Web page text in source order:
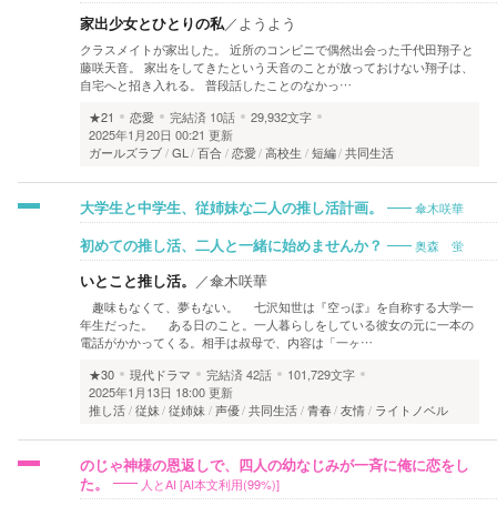
家出少女とひとりの私／ようよう
クラスメイトが家出した。 近所のコンビニで偶然出会った千代田翔子と
藤咲天音。 家出をしてきたという天音のことが放っておけない翔子は、
自宅へと招き入れる。 普段話したことのなかっ…
★21
恋愛 完結済 10話
29,932文字
2025年1月20日 00:21 更新
ガールズラブ GL 百合 恋愛 高校生 短編 共同生活
大学生と中学生、従姉妹な二人の推し活計画。 傘木咲華
初めての推し活、二人と一緒に始めませんか？ 奥森 蛍
いとこと推し活。 ／傘木咲華
趣味もなくて、夢もない。 七沢知世は『空っぽ』を自称する大学一
年生だった。 ある日のこと。一人暮らしをしている彼女の元に一本の
電話がかかってくる。相手は叔母で、内容は「一ヶ…
★30
現代ドラマ 完結済42話
101,729文字
2025年1月13日 18:00 更新
推し活 従妹 従姉妹 声優 共同生活 青春 友情 ライトノベル
のじゃ神様の恩返しで、四人の幼なじみが一斉に俺に恋をし
た。
人とAI [AI本文利用(99%)]